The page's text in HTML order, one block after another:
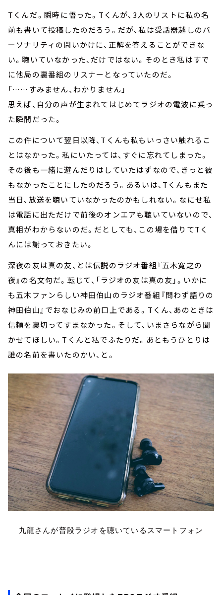
Tくんだ――。瞬時に悟った。Tくんが、3人のリストに私の名
前も書いて投稿したのだろう。だが、私は受話器越しのパ
ーソナリティの問いかけに、正解を答えることができな
い。聴いていなかった、だけではない。そのとき私はすで
に他局の裏番組のリスナーとなっていたのだ。
「……すみません、わかりません」
思えば、自分の声が生まれてはじめてラジオの電波に乗っ
た瞬間だった。
この件について翌日以降、Tくんも私もいっさい触れるこ
とはなかった。私にいたっては、すぐに忘れてしまった。
その後も一緒に遊んだりはしていたはずなので、きっと彼
もなかったことにしたのだろう。あるいは、Tくんもまた
当日、放送を聴いていなかったのかもしれない。なにせ私
は電話に出ただけで前後のオンエアも聴いていないので、
真相がわからないのだ。だとしても、この場を借りてTく
んには謝っておきたい。
深夜の友は真の友、とは伝説のラジオ番組『五木寛之の
夜』の名文句だ。転じて、「ラジオの友は真の友」。いかに
も五木ファンらしい神田伯山のラジオ番組『問わず語りの
神田伯山』でおなじみの前口上である。Tくん、あのときは
信頼を裏切ってすまなかった。そして、いまさらながら聞
かせてほしい。Tくんと私でふたりだ。あともうひとりは
誰の名前を書いたのかい、と。
九龍さんが普段ラジオを聴いているスマートフォン